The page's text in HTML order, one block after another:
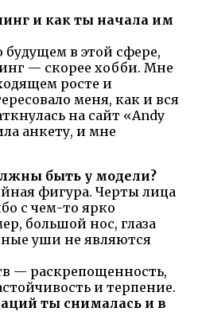
и как ты начала им
будущем в этой сфере,
— скорее хобби. Мне
росте и
меня, как и вся
на сайт «Andy
анкету, и мне
быть у модели?
фигура. Черты лица
с чем-то ярко
большой нос, глаза
уши не являются
— раскрепощенность,
и терпение.
ты снималась и в